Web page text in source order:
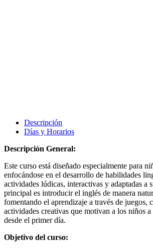
Descripción
Días y Horarios
Descripción General:
Este curso está diseñado especialmente para
enfocándose en el desarrollo de habilidades
actividades lúdicas, interactivas y adaptadas a
principal es introducir el inglés de manera
fomentando el aprendizaje a través de juegos,
actividades creativas que motivan a los niños a
desde el primer día.
Objetivo del curso: